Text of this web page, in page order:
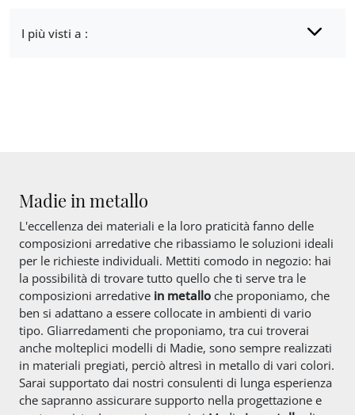
I più visti a :
Madie in metallo
L'eccellenza dei materiali e la loro praticità fanno delle
composizioni arredative che ribassiamo le soluzioni ideali
per le richieste individuali. Mettiti comodo in negozio: hai
la possibilità di trovare tutto quello che ti serve tra le
composizioni arredative in metallo che proponiamo, che
ben si adattano a essere collocate in ambienti di vario
tipo. Gliarredamenti che proponiamo, tra cui troverai
anche molteplici modelli di Madie, sono sempre realizzati
in materiali pregiati, perciò altresì in metallo di vari colori.
Sarai supportato dai nostri consulenti di lunga esperienza
che sapranno assicurare supporto nella progettazione e